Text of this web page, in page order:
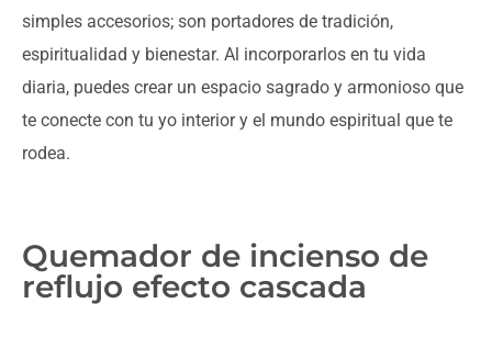
simples accesorios; son portadores de tradición,
espiritualidad y bienestar. Al incorporarlos en tu vida
diaria, puedes crear un espacio sagrado y armonioso que
te conecte con tu yo interior y el mundo espiritual que te
rodea.
Quemador de incienso de
reflujo efecto cascada